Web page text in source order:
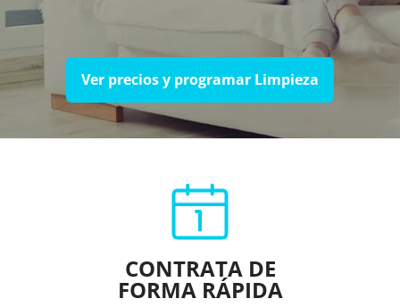
Ver precios y programar Limpieza
CONTRATA DE
FORMA RÁPIDA